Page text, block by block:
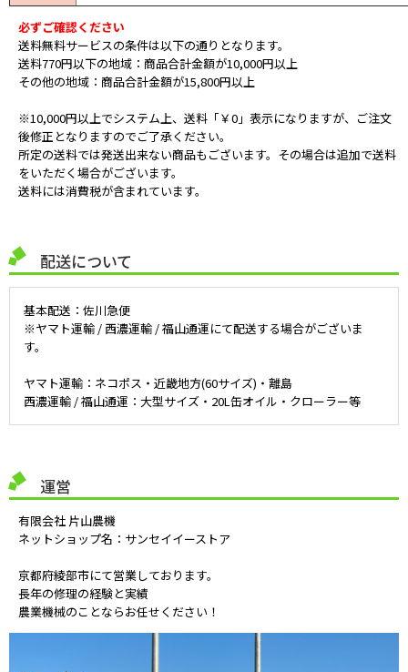
必ずご確認ください
送料無料サービスの条件は以下の通りとなります。
送料770円以下の地域：商品合計金額が10,000円以上
その他の地域：商品合計金額が15,800円以上
※10,000円以上でシステム上、送料「￥0」表示になりますが、ご注文
後修正となりますのでご了承ください。
所定の送料では発送出来ない商品もございます。その場合は追加で送料
をいただく場合がございます。
送料には消費税が含まれています。
配送について
基本配送：佐川急便
※ヤマト運輸 / 西濃運輸 / 福山通運にて配送する場合がございま
す。
ヤマト運輸：ネコポス・近畿地方(60サイズ)・離島
西濃運輸 / 福山通運：大型サイズ・20L缶オイル・クローラー等
運営
有限会社 片山農機
ネットショップ名：サンセイイーストア
京都府綾部市にて営業しております。
長年の修理の経験と実績
農業機械のことならお任せください！